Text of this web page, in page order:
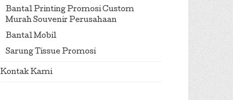
Bantal Printing Promosi Custom
Murah Souvenir Perusahaan
Bantal Mobil
Sarung Tissue Promosi
Kontak Kami